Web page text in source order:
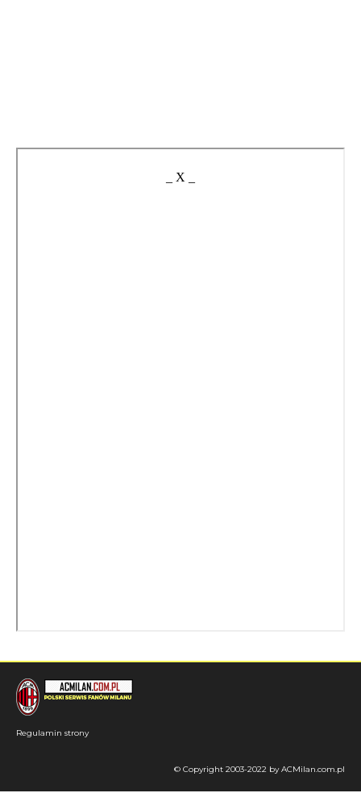
Regulamin strony
© Copyright 2003-2022 by ACMilan.com.pl